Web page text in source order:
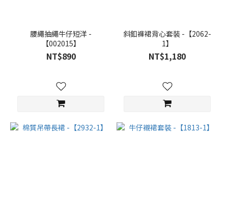
腰繩抽繩牛仔短洋 -
【002015】
NT$890
斜釦褲裙背心套裝 -【2062-
1】
NT$1,180